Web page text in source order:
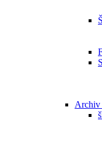
Archiv